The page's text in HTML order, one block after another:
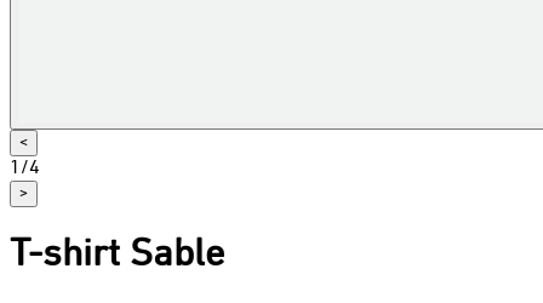
<
1 /4
>
T-shirt Sable